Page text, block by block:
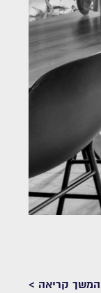
המשך קריאה >